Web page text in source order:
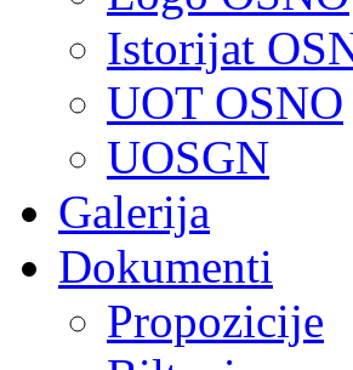
Istorijat
UOT OSNO
UOSGN
Galerija
Dokumenti
Propozicije